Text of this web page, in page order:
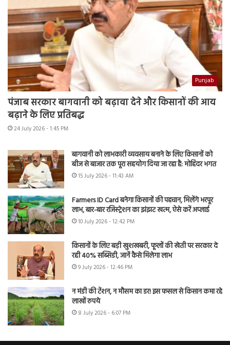
Punjab
पंजाब सरकार बागवानी को बढ़ावा देने और किसानों की आय
बढ़ाने के लिए प्रतिबद्ध
24 July 2026 - 1:45 PM
बागवानी को लाभकारी व्यवसाय बनाने के लिए किसानों को
बीज से बाजार तक पूरा सहयोग दिया जा रहा है: मोहिंदर भगत
15 July 2026 - 11:43 AM
Farmers ID Card बनेगा किसानों की पहचान, मिलेंगे भरपूर
लाभ, बार-बार रजिस्ट्रेशन का झंझट खत्म, ऐसे करें अप्लाई
10 July 2026 - 12:42 PM
किसानों के लिए बड़ी खुशखबरी, फूलों की खेती पर सरकार दे
रही 40% सब्सिडी, जानें कैसे मिलेगा लाभ
9 July 2026 - 12:46 PM
न मंडी की टेंशन, न मौसम का डर! इस फसल से किसान कमा रहे
लाखों रुपये
8 July 2026 - 6:07 PM